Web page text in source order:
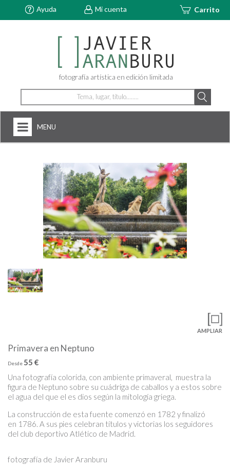
Carrito
Mi cuenta
Ayuda
fotografía artística en edición limitada
MENU
FOTOGRAFÍAS
AMPLIAR
Primavera en Neptuno
Desde 55 €
Una fotografía colorida, con ambiente primaveral, muestra la
figura de Neptuno sobre su cuádriga de caballos y a estos sobre
el agua del que el es dios según la mitología griega.
La construcción de esta fuente comenzó en 1782 y finalizó
en 1786. A sus pies celebran títulos y victorias los seguidores
del club deportivo Atlético de Madrid.
fotografía de Javier Aranburu